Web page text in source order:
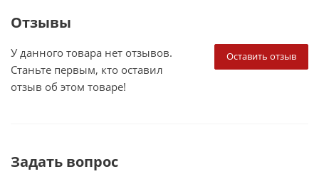
Отзывы
Оставить отзыв
У данного товара нет отзывов.
Станьте первым, кто оставил
отзыв об этом товаре!
Задать вопрос